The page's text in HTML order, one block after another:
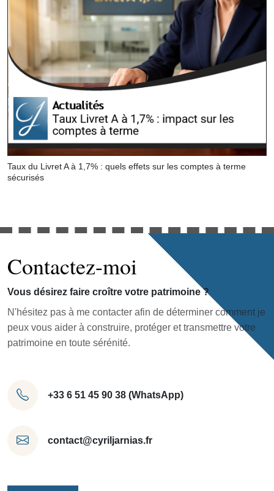
Taux du Livret A à 1,7% : quels effets sur les comptes à terme
sécurisés
Contactez-moi
Vous désirez faire croître votre patrimoine ?
N'hésitez pas à me contacter afin de déterminer comment je
peux vous aider à construire, protéger et transmettre votre
patrimoine en toute sérénité.
+33 6 51 45 90 38 (WhatsApp)
contact@cyriljarnias.fr